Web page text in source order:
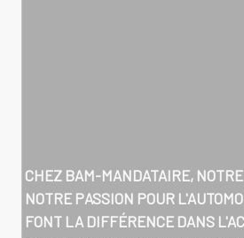
CHEZ BAM-MANDATAIRE,
NOTRE PASSION POUR
FONT LA DIFFÉRENCE DANS